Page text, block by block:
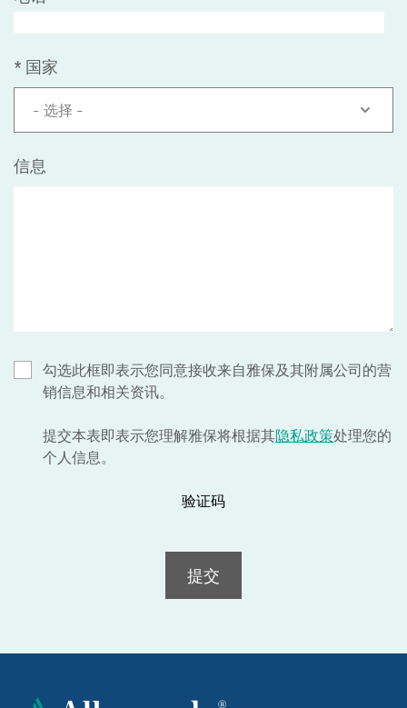
* 国家
- 选择 -
信息
勾选此框即表示您同意接收来自雅保及其附属公司的营
销信息和相关资讯。
提交本表即表示您理解雅保将根据其隐私政策处理您的
个人信息。
验证码
提交